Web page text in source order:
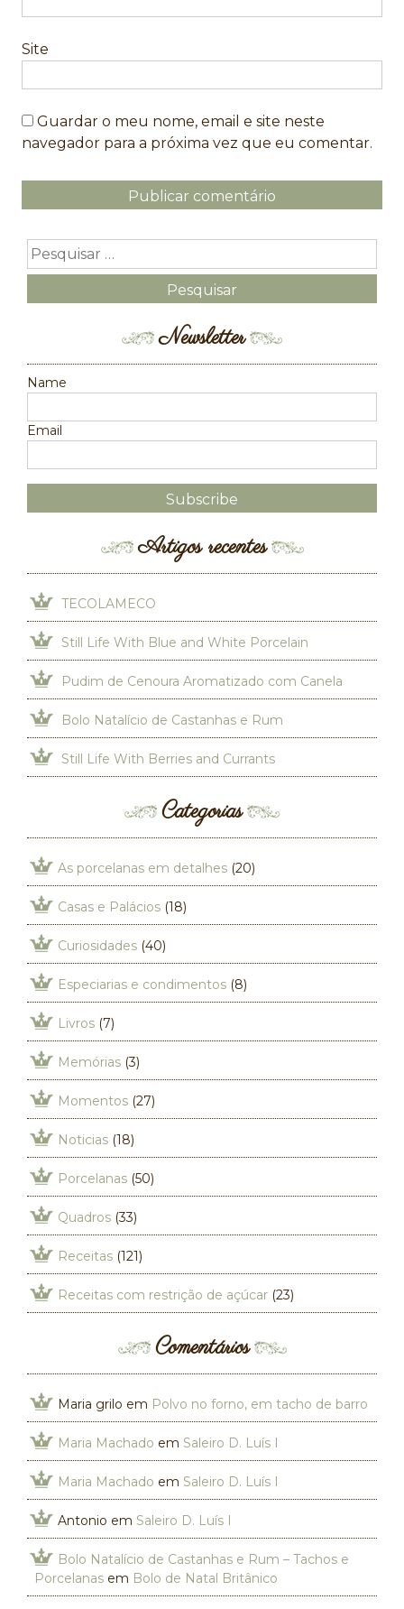
Site
Guardar o meu nome, email e site neste
navegador para a próxima vez que eu comentar.
Newsletter
Name
Email
Artigos recentes
TECOLAMECO
Still Life With Blue and White Porcelain
Pudim de Cenoura Aromatizado com Canela
Bolo Natalício de Castanhas e Rum
Still Life With Berries and Currants
Categorias
As porcelanas em detalhes (20)
Casas e Palácios (18)
Curiosidades (40)
Especiarias e condimentos (8)
Livros (7)
Memórias (3)
Momentos (27)
Noticias (18)
Porcelanas (50)
Quadros (33)
Receitas (121)
Receitas com restrição de açúcar (23)
Comentários
Maria grilo em Polvo no forno, em tacho de barro
Maria Machado em Saleiro D. Luís I
Maria Machado em Saleiro D. Luís I
Antonio em Saleiro D. Luís I
Bolo Natalício de Castanhas e Rum – Tachos e
Porcelanas em Bolo de Natal Britânico